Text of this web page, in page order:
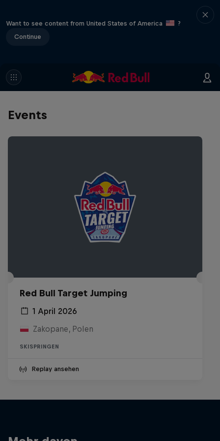
Want to see content from United States of America
?
Continue
Events
Red Bull Target Jumping
1 April 2026
Zakopane, Polen
SKISPRINGEN
Replay ansehen